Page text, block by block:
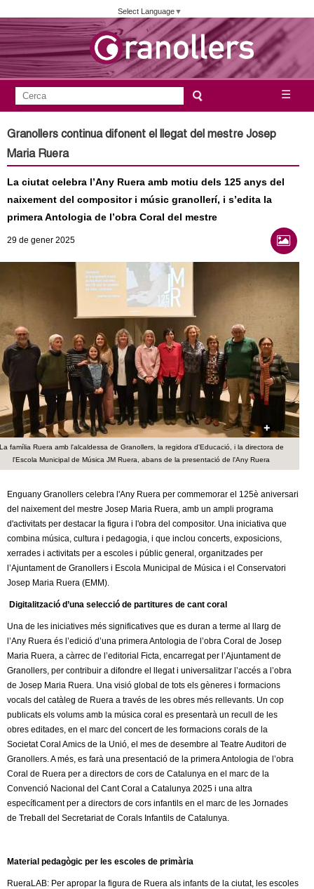
Vés
al
contingut
Select Language▼
u
n
a
e
n
t
d
e
G
a
n
o
e
s
☰
F
r
m
u
l
a
r
i
e
e
e
Granollers continua difonent el llegat del mestre Josep
Maria Ruera
La ciutat celebra l’Any Ruera amb motiu dels 125 anys del
naixement del compositor i músic granollerí, i s’edita la
primera Antologia de l’obra Coral del mestre
29 de gener 2025
família Ruera amb l'alcaldessa de Granollers, la regidora d'Educació, i la directora de
l'Escola Municipal de Música JM Ruera, abans de la presentació de l'Any Ruera
Enguany Granollers celebra l'Any Ruera per commemorar el 125è aniversari
del naixement del mestre Josep Maria Ruera, amb un ampli programa
d'activitats per destacar la figura i l'obra del compositor. Una iniciativa que
combina música, cultura i pedagogia, i que inclou concerts, exposicions,
xerrades i activitats per a escoles i públic general, organitzades per
l’Ajuntament de Granollers i Escola Municipal de Música i el Conservatori
Josep Maria Ruera (EMM).
Digitalització d’una selecció de partitures de cant coral
Una de les iniciatives més significatives que es duran a terme al llarg de
l’Any Ruera és l’edició d’una primera Antologia de l’obra Coral de Josep
Maria Ruera, a càrrec de l’editorial Ficta, encarregat per l’Ajuntament de
Granollers, per contribuir a difondre el llegat i universalitzar l’accés a l’obra
de Josep Maria Ruera. Una visió global de tots els gèneres i formacions
vocals del catàleg de Ruera a través de les obres més rellevants. Un cop
publicats els volums amb la música coral es presentarà un recull de les
obres editades, en el marc del concert de les formacions corals de la
Societat Coral Amics de la Unió, el mes de desembre al Teatre Auditori de
Granollers. A més, es farà una presentació de la primera Antologia de l’obra
Coral de Ruera per a directors de cors de Catalunya en el marc de la
Convenció Nacional del Cant Coral a Catalunya 2025 i una altra
específicament per a directors de cors infantils en el marc de les Jornades
de Treball del Secretariat de Corals Infantils de Catalunya.
Material pedagògic per les escoles de primària
RueraLAB: Per apropar la figura de Ruera als infants de la ciutat, les escoles